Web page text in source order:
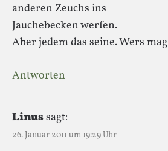
anderen Zeuchs ins
Jauchebecken werfen.
Aber jedem das seine. Wers mag
Antworten
Linussagt:
26. Januar 2011 um 19:29 Uhr